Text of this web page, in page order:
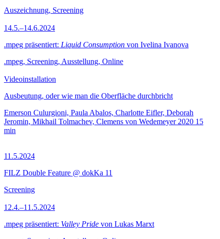
Auszeichnung, Screening
14.5.–14.6.2024
.mpeg präsentiert: Liquid Consumption von Ivelina Ivanova
.mpeg, Screening, Ausstellung, Online
Videoinstallation
Ausbeutung, oder wie man die Oberfläche durchbricht
Emerson Culurgioni, Paula Abalos, Charlotte Eifler, Deborah
Jeromin, Mikhail Tolmachev, Clemens von Wedemeyer 2020 15
min
11.5.2024
FILZ Double Feature @ dokKa 11
Screening
12.4.–11.5.2024
.mpeg präsentiert: Valley Pride von Lukas Marxt